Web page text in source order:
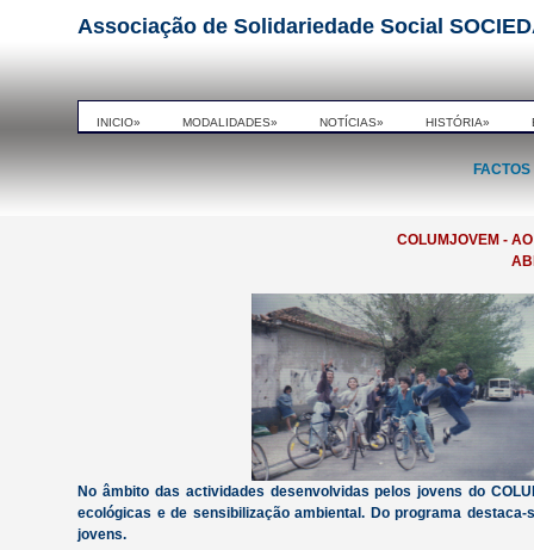
Associação de Solidariedade Social
INICIO» MODALIDADES» NOTÍCIAS» HISTÓRIA»
COLUMJOVEM -
No âmbito das actividades desenvolvidas pelos jovens do
ecológicas e de sensibilização ambiental. Do programa
jovens.